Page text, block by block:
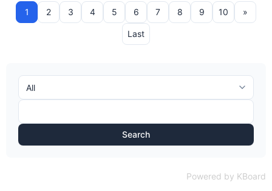
1 2 3 4 5 6 7 8 9 10 »
Last
Search
Powered by KBoard